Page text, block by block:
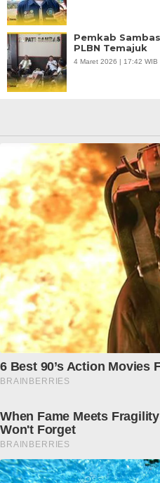
Pemkab
PLBN Temajuk
4 Maret 2026 | 17:42 WIB